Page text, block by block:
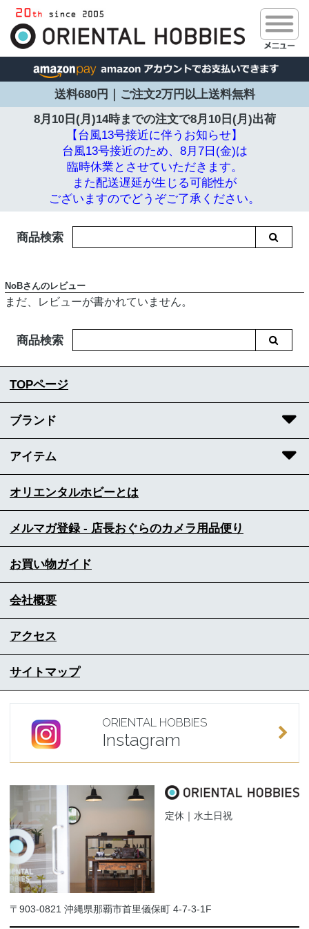
送料680円｜ご注文2万円以上送料無料
8月10日(月)14時までの注文で8月10日(月)出荷
【台風13号接近に伴うお知らせ】
台風13号接近のため、8月7日(金)は
臨時休業とさせていただきます。
また配送遅延が生じる可能性が
ございますのでどうぞご了承ください。
商品検索
NoBさんのレビュー
まだ、レビューが書かれていません。
商品検索
TOPページ
ブランド
アイテム
オリエンタルホビーとは
メルマガ登録 - 店長おぐらのカメラ用品便り
お買い物ガイド
会社概要
アクセス
サイトマップ
ORIENTAL HOBBIES
Instagram
定休｜水土日祝
〒903-0821 沖縄県那覇市首里儀保町 4-7-3-1F